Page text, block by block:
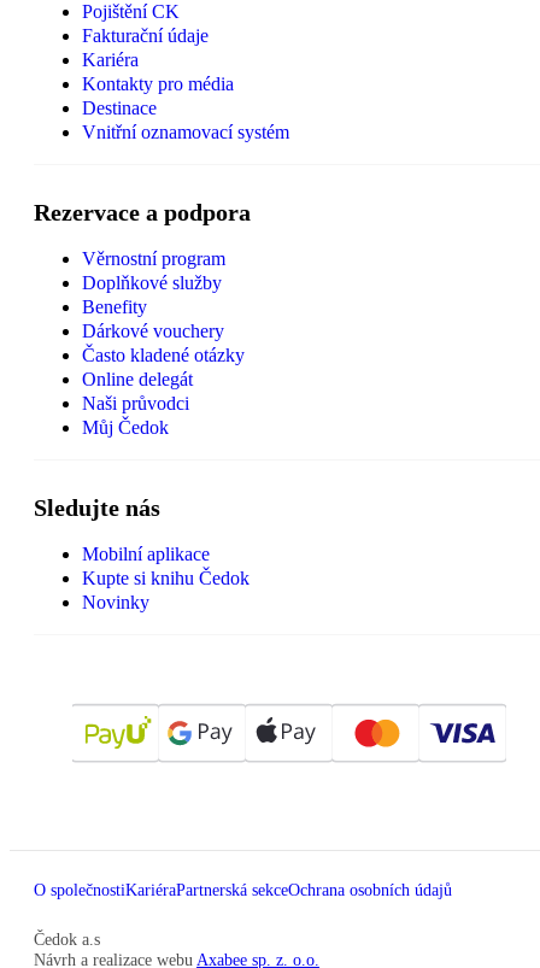
Pojištění CK
Fakturační údaje
Kariéra
Kontakty pro média
Destinace
Vnitřní oznamovací systém
Rezervace a podpora
Věrnostní program
Doplňkové služby
Benefity
Dárkové vouchery
Často kladené otázky
Online delegát
Naši průvodci
Můj Čedok
Sledujte nás
Mobilní aplikace
Kupte si knihu Čedok
Novinky
O společnostiKariéraPartnerská sekceOchrana osobních údajů
Čedok a.s
Návrh a realizace webu Axabee sp. z. o.o.